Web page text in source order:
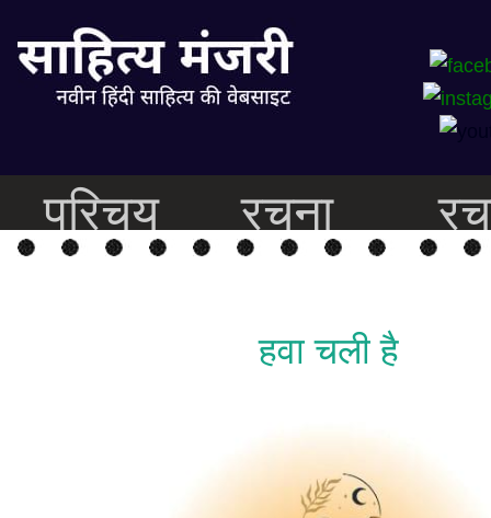
परिचय रचना
हवा चली है